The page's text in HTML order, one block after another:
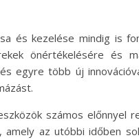
és kezelése mindig is
önértékelésére és
egyre több új
számos előnnyel
amely az utóbbi időben